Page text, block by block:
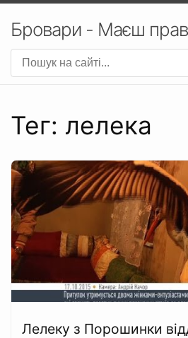
Бровари - Маєш
Тег: лелека
Лелеку з Порошинки